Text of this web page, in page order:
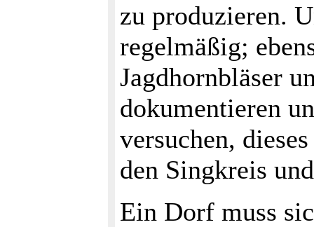
zu produzieren.
regelmäßig;
Jagdhornbläser
dokumentieren
versuchen,
den Singkreis
Ein Dorf muss